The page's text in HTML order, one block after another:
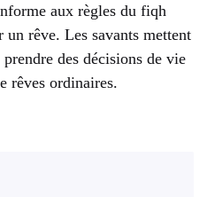
aux règles du fiqh
rêve. Les savants mettent
des décisions de vie
rêves ordinaires.